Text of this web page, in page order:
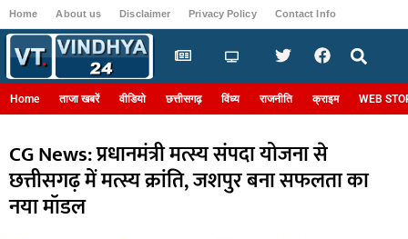
Home About us Disclaimer Privacy Policy Contact Info
Home ताजा खबरें वीडियो छत्तीसगढ़ विंध्य राजनीति क्राइम WEB
CG News: प्रधानमंत्री मत्स्य संपदा योजना से
छत्तीसगढ़ में मत्स्य क्रांति, जशपुर बना सफलता का
नया मॉडल